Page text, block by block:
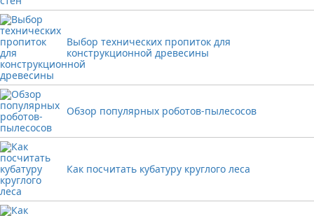
Выбор технических пропиток для
конструкционной древесины
Обзор популярных роботов-пылесосов
Как посчитать кубатуру круглого леса